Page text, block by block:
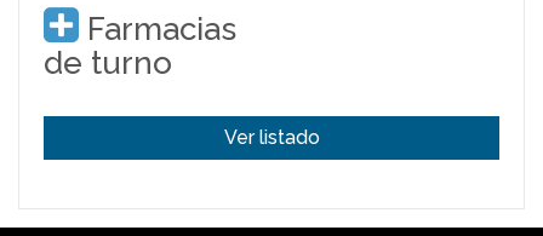
Farmacias
de turno
Ver listado